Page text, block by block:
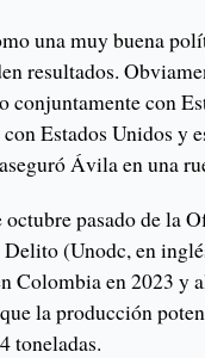
una muy buena
resultados.
conjuntamente con
Estados Unidos y
Ávila en una
pasado de la
(Unodc, en
Colombia en 2023 y
la producción
toneladas.